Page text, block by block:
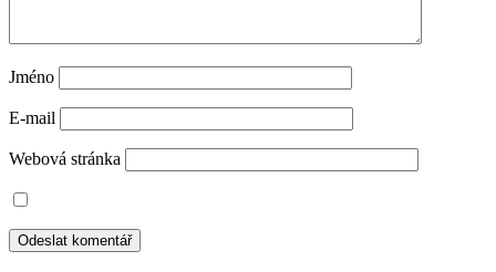
Jméno
E-mail
Webová stránka